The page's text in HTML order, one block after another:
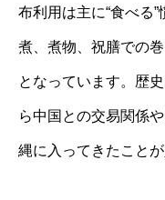
布利用は主に“食べる
煮、煮物、祝膳での
となっています。歴
ら中国との交易関係
縄に入ってきたこと